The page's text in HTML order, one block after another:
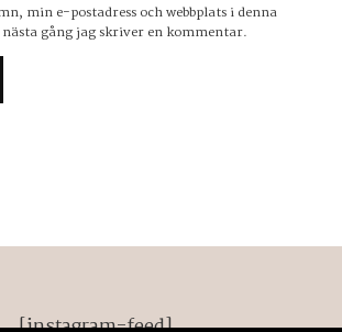
min e-postadress och webbplats i denna
gång jag skriver en kommentar.